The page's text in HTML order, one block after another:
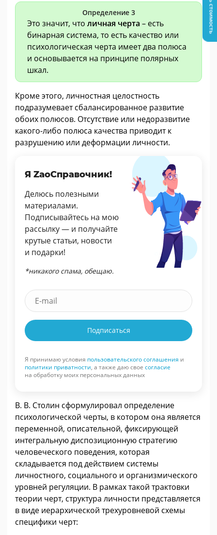
Определение 3
Это значит, что личная черта – есть
бинарная система, то есть качество или
психологическая черта имеет два полюса
и основывается на принципе полярных
шкал.
Кроме этого, личностная целостность
подразумевает сбалансированное развитие
обоих полюсов. Отсутствие или недоразвитие
какого-либо полюса качества приводит к
разрушению или деформации личности.
Я ZaoСправочник!
Делюсь полезными
материалами.
Подписывайтесь на мою
рассылку — и получайте
крутые статьи, новости
и подарки!
*никакого спама, обещаю.
Подписаться
Я принимаю условия пользовательского соглашения и
политики приватности, а также даю свое согласие
на обработку моих персональных данных
В. В. Столин сформулировал определение
психологической черты, в котором она является
переменной, описательной, фиксирующей
интегральную диспозиционную стратегию
человеческого поведения, которая
складывается под действием системы
личностного, социального и организмического
уровней регуляции. В рамках такой трактовки
теории черт, структура личности представляется
в виде иерархической трехуровневой схемы
специфики черт: